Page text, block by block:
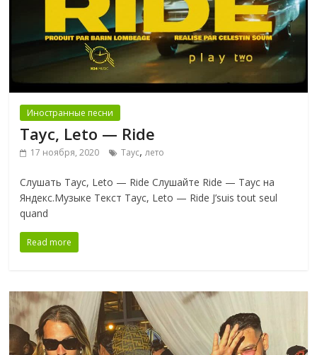
Иностранные песни
Tayc, Leto — Ride
17 ноября, 2020 Tayc,лето
Слушать Tayc, Leto — Ride Слушайте Ride — Tayc на
Яндекс.Музыке Текст Tayc, Leto — Ride J’suis tout seul
quand
Read more